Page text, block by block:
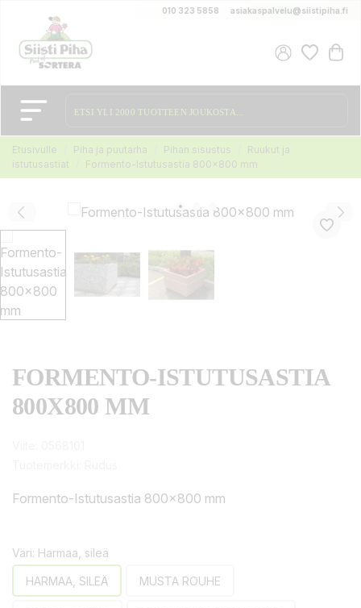
010 323 5858 asiakaspalvelu@siistipiha.fi
Etusivulle Piha ja puutarha Pihan sisustus
Ruukut ja
istutusastiat
Formento-Istutusastia 800x800 mm
FORMENTO-ISTUTUSASTIA
800X800 MM
Formento-Istutusastia 800x800 mm
Väri: Harmaa, sileä
HARMAA, SILEÄ MUSTA ROUHE